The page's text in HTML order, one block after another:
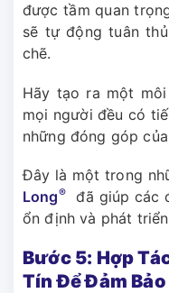
được tầm quan
sẽ tự động tuân
chẽ.
Hãy tạo ra một
mọi người đều có
những đóng góp
Đây là một trong
Long®đã giúp các
ổn định và phát
Bước 5: Hợp
Tín Để Đảm